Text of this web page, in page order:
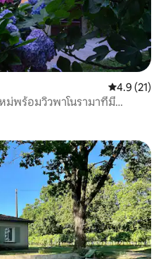
คะแนนเฉลี่ย
4.9 (21)
ม่พร้อมวิวพาโนรามาที่มี